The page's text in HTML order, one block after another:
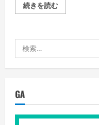
続きを読むUFO
の
起
宙
人
つ
て
索:
GA